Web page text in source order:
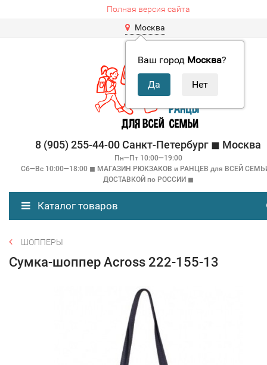
Полная версия сайта
Москва
Ваш город Москва?
8 (905) 255-44-00 Санкт-Петербург ◼ Москва
Пн—Пт 10:00—19:00
Сб—Вс 10:00—18:00 ◼ МАГАЗИН РЮКЗАКОВ и РАНЦЕВ для ВСЕЙ
ДОСТАВКОЙ по РОССИИ ◼
Каталог товаров
ШОППЕРЫ
Сумка-шоппер Across 222-155-13